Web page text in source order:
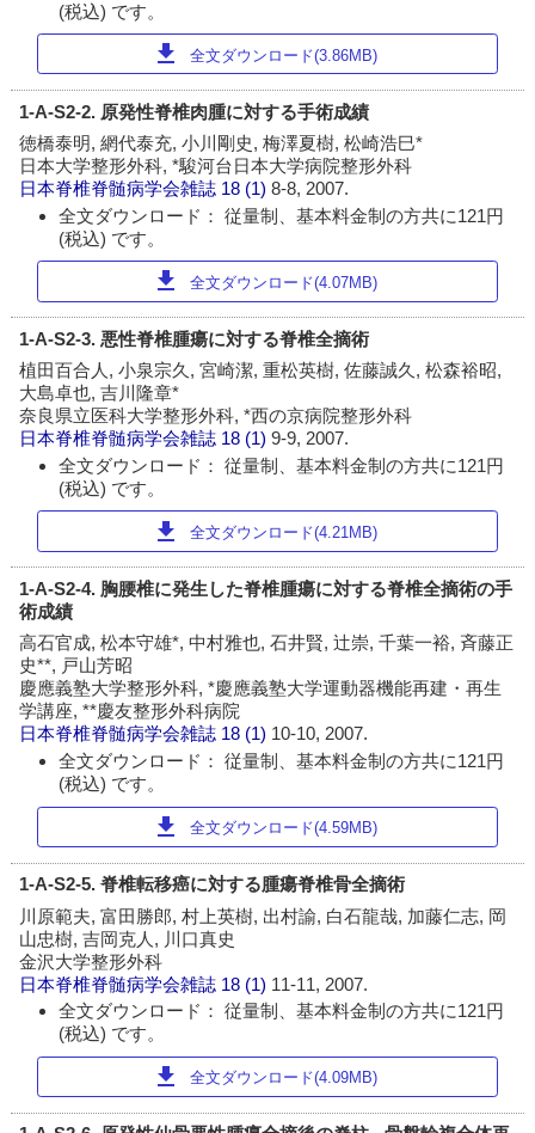
(税込) です。
download 全文ダウンロード(3.86MB)
1-A-S2-2. 原発性脊椎肉腫に対する手術成績
徳橋泰明, 網代泰充, 小川剛史, 梅澤夏樹, 松崎浩巳*
日本大学整形外科, *駿河台日本大学病院整形外科
日本脊椎脊髄病学会雑誌 18 (1)8-8, 2007.
全文ダウンロード： 従量制、基本料金制の方共に121円
(税込) です。
download 全文ダウンロード(4.07MB)
1-A-S2-3. 悪性脊椎腫瘍に対する脊椎全摘術
植田百合人, 小泉宗久, 宮崎潔, 重松英樹, 佐藤誠久, 松森裕昭,
大島卓也, 吉川隆章*
奈良県立医科大学整形外科, *西の京病院整形外科
日本脊椎脊髄病学会雑誌 18 (1)9-9, 2007.
全文ダウンロード： 従量制、基本料金制の方共に121円
(税込) です。
download 全文ダウンロード(4.21MB)
1-A-S2-4. 胸腰椎に発生した脊椎腫瘍に対する脊椎全摘術の手
術成績
高石官成, 松本守雄*, 中村雅也, 石井賢, 辻崇, 千葉一裕, 斉藤正
史**, 戸山芳昭
慶應義塾大学整形外科, *慶應義塾大学運動器機能再建・再生
学講座, **慶友整形外科病院
日本脊椎脊髄病学会雑誌 18 (1) 10-10, 2007.
全文ダウンロード： 従量制、基本料金制の方共に121円
(税込) です。
download 全文ダウンロード(4.59MB)
1-A-S2-5. 脊椎転移癌に対する腫瘍脊椎骨全摘術
川原範夫, 富田勝郎, 村上英樹, 出村諭, 白石龍哉, 加藤仁志, 岡
山忠樹, 吉岡克人, 川口真史
金沢大学整形外科
日本脊椎脊髄病学会雑誌 18 (1) 11-11, 2007.
全文ダウンロード： 従量制、基本料金制の方共に121円
(税込) です。
download 全文ダウンロード(4.09MB)